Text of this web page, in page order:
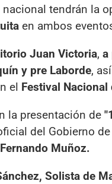
tendrán la
en ambos
Juan Victoria, a
y pre Laborde,
el Festival Nacional
la presentación de
del Gobierno
Muñoz.
Solista de